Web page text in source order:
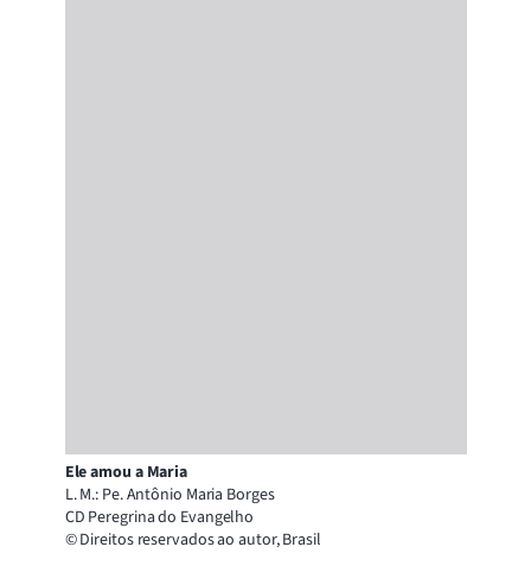
Ele amou a Maria
L. M.: Pe. Antônio Maria Borges
CD Peregrina do Evangelho
© Direitos reservados ao autor, Brasil